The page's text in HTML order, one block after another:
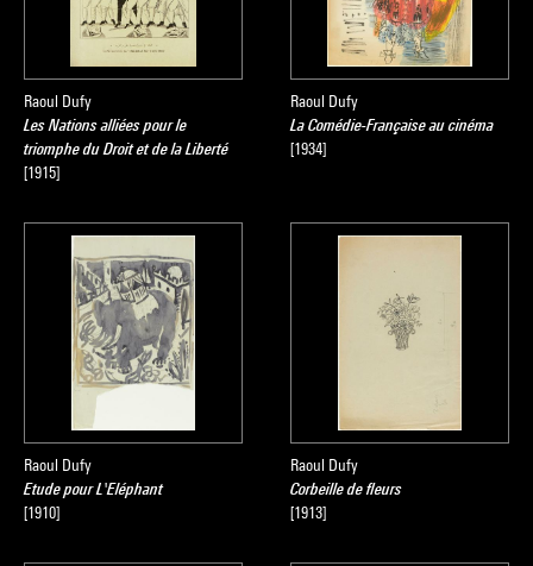
Raoul Dufy
Les Nations alliées pour le
triomphe du Droit et de la Liberté
[1915]
Raoul Dufy
La Comédie-Française au cinéma
[1934]
Raoul Dufy
Etude pour L'Eléphant
[1910]
Raoul Dufy
Corbeille de fleurs
[1913]